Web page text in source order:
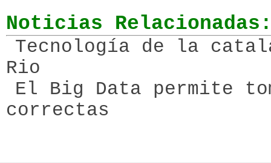
Noticias
Tecnología de la
Rio
El Big Data permite
correctas